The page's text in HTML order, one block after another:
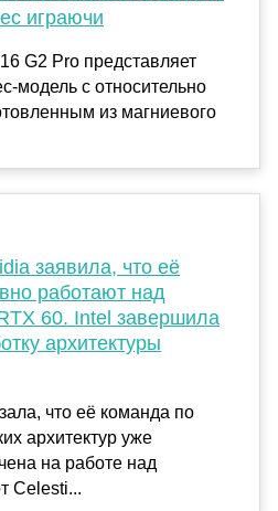
играючи
G2 Pro представляет
модель с относительно
из магниевого
заявила, что её
работают над
60. Intel завершила
архитектуры
что её команда по
архитектур уже
на работе над
Celesti...